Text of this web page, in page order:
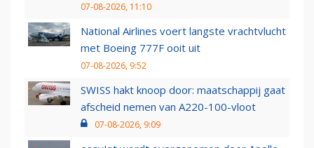
07-08-2026, 11:10
National Airlines voert langste vrachtvlucht
met Boeing 777F ooit uit
07-08-2026, 9:52
SWISS hakt knoop door: maatschappij gaat
afscheid nemen van A220-100-vloot
07-08-2026, 9:09